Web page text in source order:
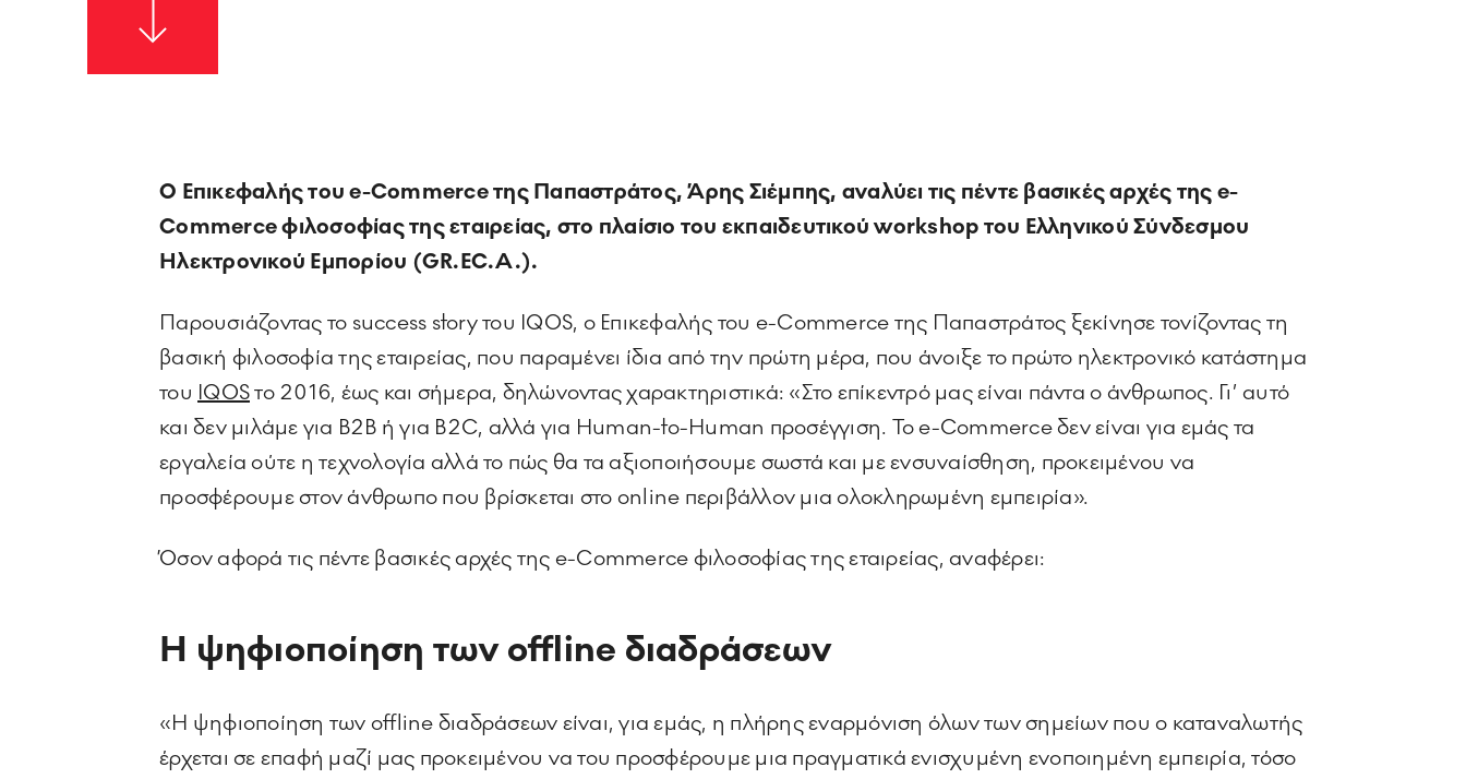
O Επικεφαλής του e-Commerce της Παπαστράτος, Άρης Σιέμπης, αναλύει τις πέντε βασικές αρχές της e-
Commerce φιλοσοφίας της εταιρείας, στο πλαίσιο του εκπαιδευτικού workshop του Ελληνικού Σύνδεσμου
Ηλεκτρονικού Εμπορίου (GR.EC.A.).
Παρουσιάζοντας το success story του IQOS, ο Επικεφαλής του e-Commerce της Παπαστράτος ξεκίνησε τονίζοντας τη
βασική φιλοσοφία της εταιρείας, που παραμένει ίδια από την πρώτη μέρα, που άνοιξε το πρώτο ηλεκτρονικό κατάστημα
του IQOSτο 2016, έως και σήμερα, δηλώνοντας χαρακτηριστικά: «Στο επίκεντρό μας είναι πάντα ο άνθρωπος. Γι’ αυτό
και δεν μιλάμε για B2Β ή για Β2C, αλλά για Human-to-Human προσέγγιση. Το e-Commerce δεν είναι για εμάς τα
εργαλεία ούτε η τεχνολογία αλλά το πώς θα τα αξιοποιήσουμε σωστά και με ενσυναίσθηση, προκειμένου να
προσφέρουμε στον άνθρωπο που βρίσκεται στο online περιβάλλον μια ολοκληρωμένη εμπειρία».
Όσον αφορά τις πέντε βασικές αρχές της e-Commerce φιλοσοφίας της εταιρείας, αναφέρει:
H ψηφιοποίηση των offline διαδράσεων
«Η ψηφιοποίηση των offline διαδράσεων είναι, για εμάς, η πλήρης εναρμόνιση όλων των σημείων που ο καταναλωτής
έρχεται σε επαφή μαζί μας προκειμένου να του προσφέρουμε μια πραγματικά ενισχυμένη ενοποιημένη εμπειρία, τόσο